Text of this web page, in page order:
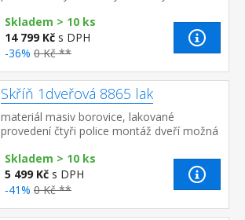
střední části 1 police a v prav...
Skladem > 10 ks
14 799 Kč s DPH
-36% 0 Kč **
Skříň 1dveřová 8865 lak
materiál masiv borovice, lakované
provedení čtyři police montáž dveří možná
Skladem > 10 ks
5 499 Kč s DPH
-41% 0 Kč **